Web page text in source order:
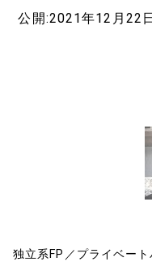
c
e
公開:2021年12月22
独立系FP／プライベー